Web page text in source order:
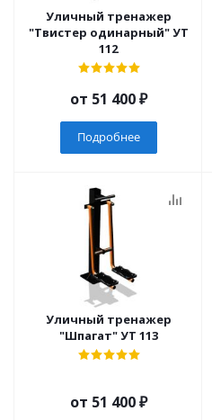
Уличный тренажер
"Твистер одинарный" УТ
112
от 51 400 ₽
Подробнее
Уличный тренажер
"Шпагат" УТ 113
от 51 400 ₽